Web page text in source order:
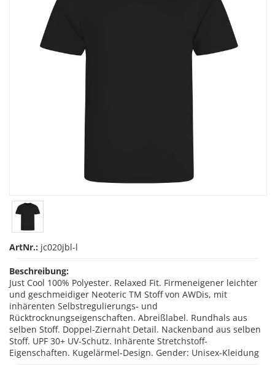
ArtNr.: jc020jbl-l
Beschreibung:
Just Cool 100% Polyester. Relaxed Fit. Firmeneigener leichter
und geschmeidiger Neoteric TM Stoff von AWDis, mit
inhärenten Selbstregulierungs- und
Rücktrocknungseigenschaften. Abreißlabel. Rundhals aus
selben Stoff. Doppel-Ziernaht Detail. Nackenband aus selben
Stoff. UPF 30+ UV-Schutz. Inhärente Stretchstoff-
Eigenschaften. Kugelärmel-Design. Gender: Unisex-Kleidung